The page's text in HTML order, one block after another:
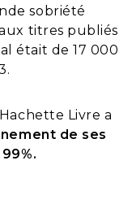
sobriété
titres publiés
était de 17 000
Livre a
de ses